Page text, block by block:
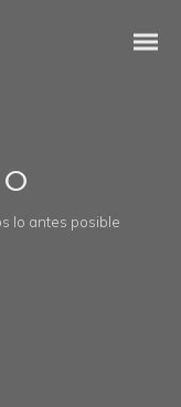
lo antes posible